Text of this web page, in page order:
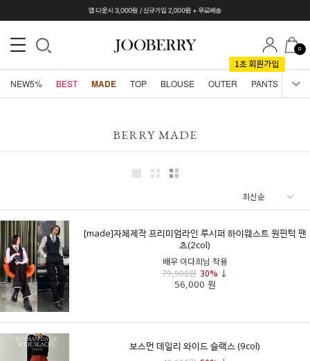
0
NEW5% BEST MADE TOP BLOUSE OUTER PANTS
BERRY MADE
[made]자체제작 프리미엄라인 루시퍼 하이웨스트 원핀턱 팬
츠(2col)
배우 이다희님 착용
79,900원 30% ↓
56,000 원
보스먼 데일리 와이드 슬랙스 (9col)